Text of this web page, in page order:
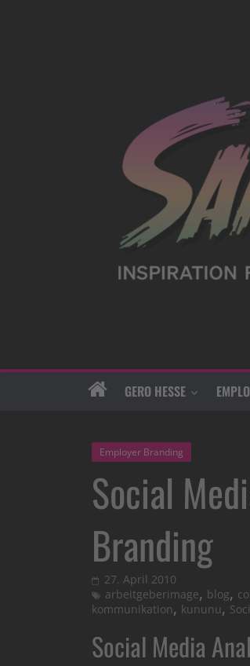
GERO HESSE
Employer Branding
Social
Branding
27. April 2010
arbeitgeberimage, blog,
kommunikation, kununu,
Social Media